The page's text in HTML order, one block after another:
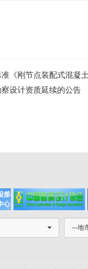
《刚节点装配式混凝
设计资质延续的公告